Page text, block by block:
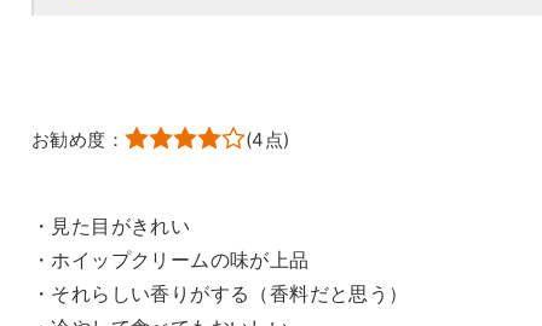
お勧め度： (4 点)
・見た目がきれい
・ホイップクリームの味が上品
・それらしい香りがする（香料だと思う）